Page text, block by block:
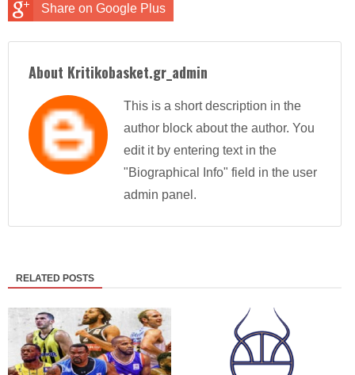
Share on Google Plus
About Kritikobasket.gr_admin
This is a short description in the
author block about the author. You
edit it by entering text in the
"Biographical Info" field in the user
admin panel.
RELATED POSTS